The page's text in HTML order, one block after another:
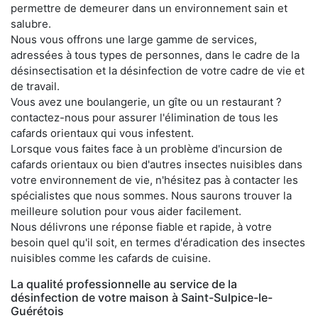
permettre de demeurer dans un environnement sain et
salubre.
Nous vous offrons une large gamme de services,
adressées à tous types de personnes, dans le cadre de la
désinsectisation et la désinfection de votre cadre de vie et
de travail.
Vous avez une boulangerie, un gîte ou un restaurant ?
contactez-nous pour assurer l'élimination de tous les
cafards orientaux qui vous infestent.
Lorsque vous faites face à un problème d'incursion de
cafards orientaux ou bien d'autres insectes nuisibles dans
votre environnement de vie, n'hésitez pas à contacter les
spécialistes que nous sommes. Nous saurons trouver la
meilleure solution pour vous aider facilement.
Nous délivrons une réponse fiable et rapide, à votre
besoin quel qu'il soit, en termes d'éradication des insectes
nuisibles comme les cafards de cuisine.
La qualité professionnelle au service de la
désinfection de votre maison à Saint-Sulpice-le-
Guérétois